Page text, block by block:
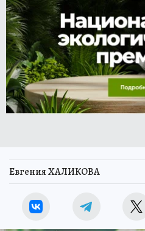
Евгения ХАЛИКОВА